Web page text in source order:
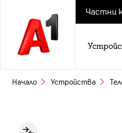
Частни
Начало Устройства